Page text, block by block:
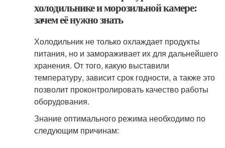
холодильнике и морозильной камере:
зачем её нужно знать
Холодильник не только охлаждает продукты
питания, но и замораживает их для дальнейшего
хранения. От того, какую выставили
температуру, зависит срок годности, а также это
позволит проконтролировать качество работы
оборудования.
Знание оптимального режима необходимо по
следующим причинам: